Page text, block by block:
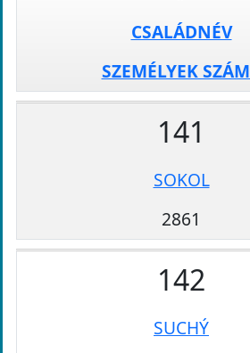
CSALÁDNÉV
SZEMÉLYEK
141
SOKOL
2861
142
SUCHÝ